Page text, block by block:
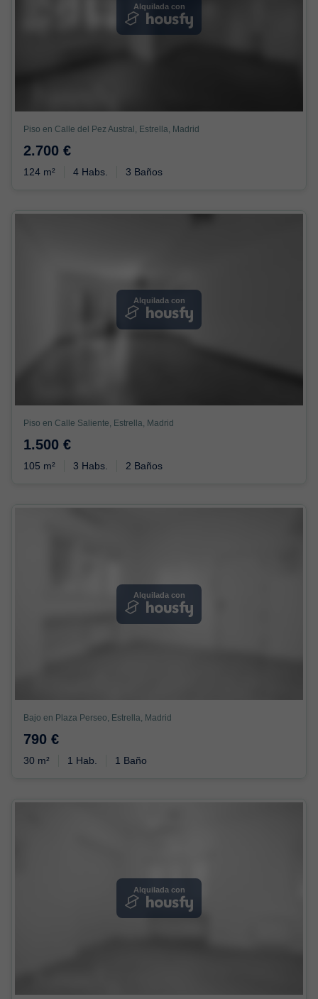
Alquilada con
Piso en Calle del Pez Austral, Estrella, Madrid
2.700 €
124 m² 4 Habs. 3 Baños
Alquilada con
Piso en Calle Saliente, Estrella, Madrid
1.500 €
105 m² 3 Habs. 2 Baños
Alquilada con
Bajo en Plaza Perseo, Estrella, Madrid
790 €
30 m² 1 Hab. 1 Baño
Alquilada con